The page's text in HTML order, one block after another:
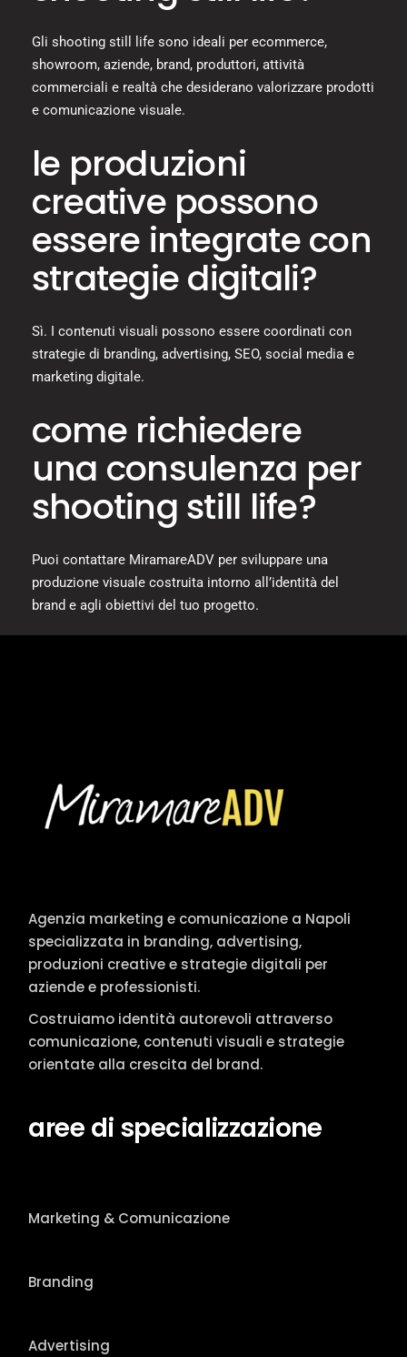
Gli shooting still life sono ideali per ecommerce,
showroom, aziende, brand, produttori, attività
commerciali e realtà che desiderano valorizzare prodotti
e comunicazione visuale.
le produzioni
creative possono
essere integrate con
strategie digitali?
Sì. I contenuti visuali possono essere coordinati con
strategie di branding, advertising, SEO, social media e
marketing digitale.
come richiedere
una consulenza per
shooting still life?
Puoi contattare MiramareADV per sviluppare una
produzione visuale costruita intorno all’identità del
brand e agli obiettivi del tuo progetto.
Agenzia marketing e comunicazione a Napoli
specializzata in branding, advertising,
produzioni creative e strategie digitali per
aziende e professionisti.
Costruiamo identità autorevoli attraverso
comunicazione, contenuti visuali e strategie
orientate alla crescita del brand.
aree di specializzazione
Marketing & Comunicazione
Branding
Advertising